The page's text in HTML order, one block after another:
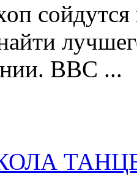
сойдутся
BBC ...